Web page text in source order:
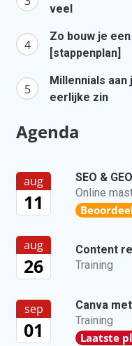
veel
Zo bouw je
[stappenplan]
Millennials
eerlijke zin
Agenda
aug
11
SEO &
Online
aug
26
Content
Training
sep
01
Canva met
Training
Laatste